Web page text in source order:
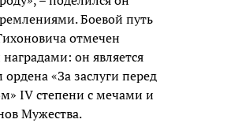
Боевой путь
отмечен
он является
ордена «За заслуги перед
IV степени с мечами и
Мужества.